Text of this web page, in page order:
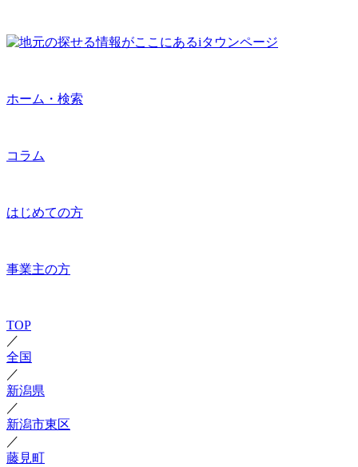
ホーム・検索
コラム
はじめての方
事業主の方
TOP
／
全国
／
新潟県
／
新潟市東区
／
藤見町